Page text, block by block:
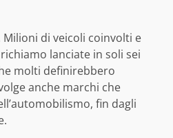
di veicoli coinvolti e
lanciate in soli sei
molti definirebbero
anche marchi che
fin dagli